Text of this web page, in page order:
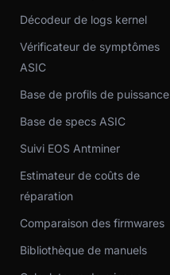
Décodeur de logs kernel
Vérificateur de symptômes
ASIC
Base de profils de puissance
Base de specs ASIC
Suivi EOS Antminer
Estimateur de coûts de
réparation
Comparaison des firmwares
Bibliothèque de manuels